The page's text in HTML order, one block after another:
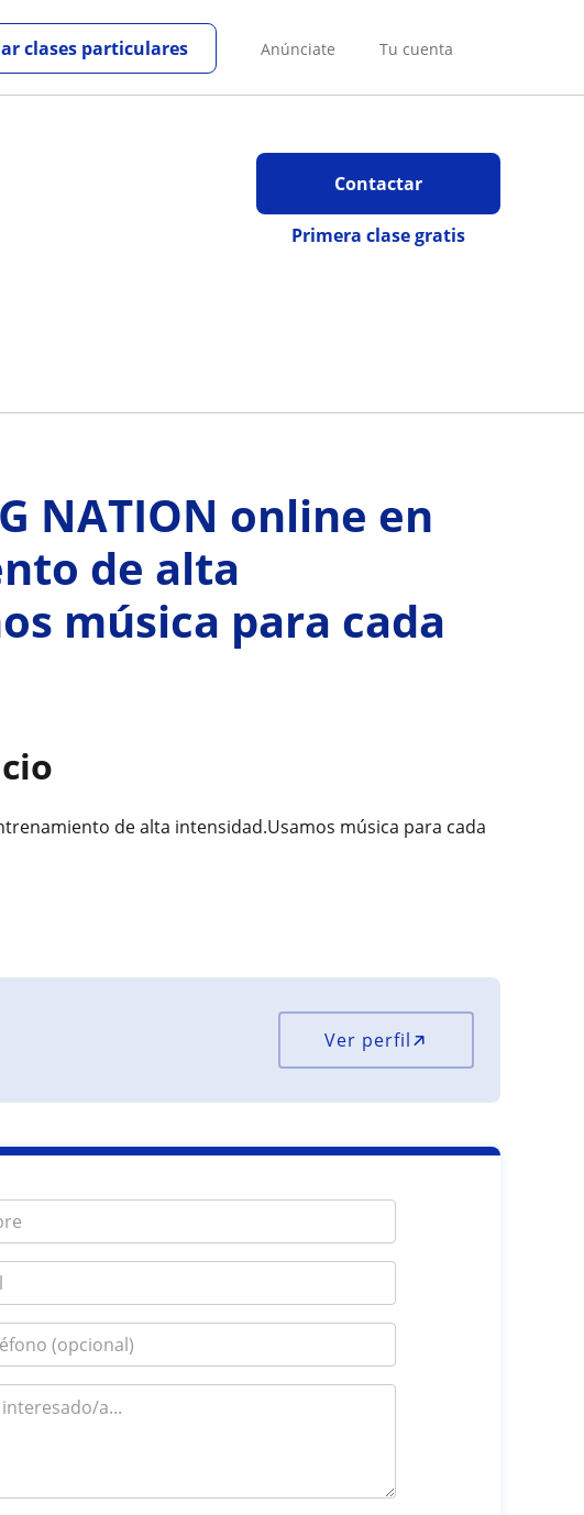
Anúnciate Tu cuenta
clases particulares
Contactar
Primera clase gratis
NATION online en
de alta
música para cada
de alta intensidad.Usamos música para cada
Ver perfil